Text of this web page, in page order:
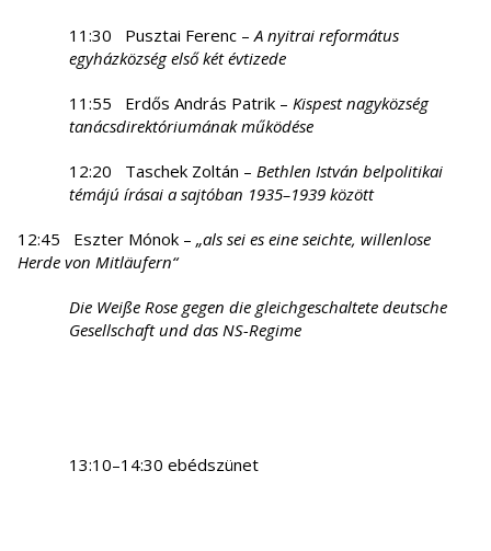
11:30 Pusztai Ferenc –A nyitrai református
egyházközség első két évtizede
11:55 Erdős András Patrik – Kispest nagyközség
tanácsdirektóriumának működése
12:20 Taschek Zoltán – Bethlen István belpolitikai
témájú írásai a sajtóban 1935–1939 között
12:45 Eszter Mónok – „als sei es eine seichte, willenlose
Herde von Mitläufern“
Die Weiße Rose gegen die gleichgeschaltete deutsche
Gesellschaft und das NS-Regime
13:10–14:30 ebédszünet